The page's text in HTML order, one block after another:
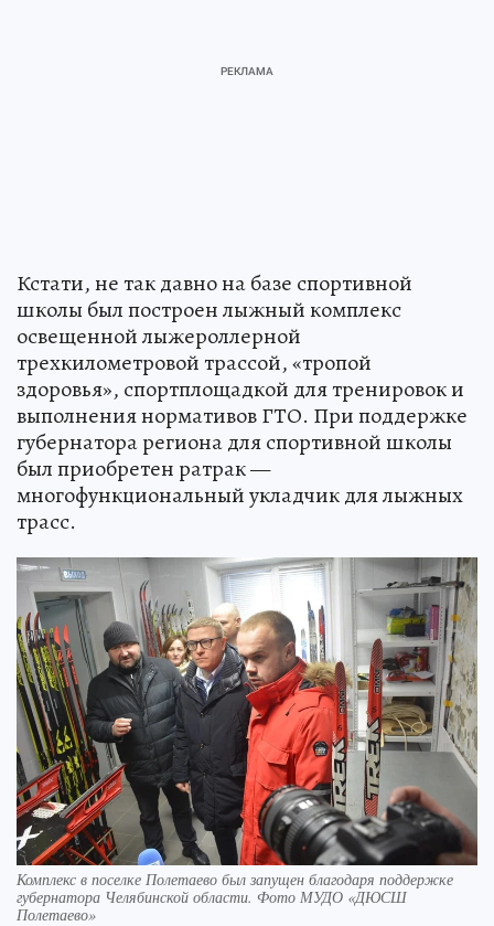
Кстати, не так давно на базе спортивной
школы был построен лыжный комплекс
освещенной лыжероллерной
трехкилометровой трассой, «тропой
здоровья», спортплощадкой для тренировок и
выполнения нормативов ГТО. При поддержке
губернатора региона для спортивной школы
был приобретен ратрак —
многофункциональный укладчик для лыжных
трасс.
Комплекс в поселке Полетаево был запущен благодаря поддержке
губернатора Челябинской области. Фото МУДО «ДЮСШ
Полетаево»